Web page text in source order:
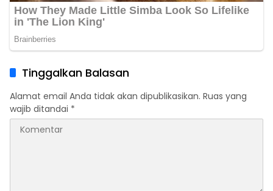
Tinggalkan Balasan
Alamat email Anda tidak akan dipublikasikan. Ruas yang
wajib ditandai *